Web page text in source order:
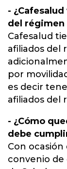
-
del
Cafesalud
afiliados del
por
es decir
afiliados del
- ¿Cómo
debe
Con
convenio